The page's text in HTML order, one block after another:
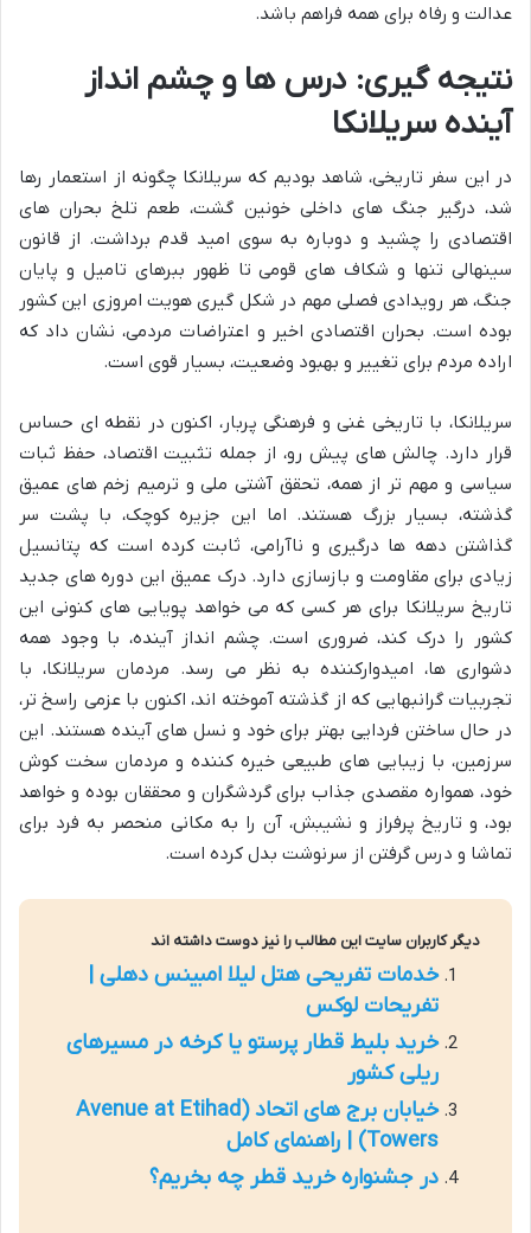
عدالت و رفاه برای همه فراهم باشد.
نتیجه گیری: درس ها و چشم انداز
آینده سریلانکا
در این سفر تاریخی، شاهد بودیم که سریلانکا چگونه از استعمار رها
شد، درگیر جنگ های داخلی خونین گشت، طعم تلخ بحران های
اقتصادی را چشید و دوباره به سوی امید قدم برداشت. از قانون
سینهالی تنها و شکاف های قومی تا ظهور ببرهای تامیل و پایان
جنگ، هر رویدادی فصلی مهم در شکل گیری هویت امروزی این کشور
بوده است. بحران اقتصادی اخیر و اعتراضات مردمی، نشان داد که
اراده مردم برای تغییر و بهبود وضعیت، بسیار قوی است.
سریلانکا، با تاریخی غنی و فرهنگی پربار، اکنون در نقطه ای حساس
قرار دارد. چالش های پیش رو، از جمله تثبیت اقتصاد، حفظ ثبات
سیاسی و مهم تر از همه، تحقق آشتی ملی و ترمیم زخم های عمیق
گذشته، بسیار بزرگ هستند. اما این جزیره کوچک، با پشت سر
گذاشتن دهه ها درگیری و ناآرامی، ثابت کرده است که پتانسیل
زیادی برای مقاومت و بازسازی دارد. درک عمیق این دوره های جدید
تاریخ سریلانکا برای هر کسی که می خواهد پویایی های کنونی این
کشور را درک کند، ضروری است. چشم انداز آینده، با وجود همه
دشواری ها، امیدوارکننده به نظر می رسد. مردمان سریلانکا، با
تجربیات گرانبهایی که از گذشته آموخته اند، اکنون با عزمی راسخ تر،
در حال ساختن فردایی بهتر برای خود و نسل های آینده هستند. این
سرزمین، با زیبایی های طبیعی خیره کننده و مردمان سخت کوش
خود، همواره مقصدی جذاب برای گردشگران و محققان بوده و خواهد
بود، و تاریخ پرفراز و نشیبش، آن را به مکانی منحصر به فرد برای
تماشا و درس گرفتن از سرنوشت بدل کرده است.
دیگر کاربران سایت این مطالب را نیز دوست داشته اند
خدمات تفریحی هتل لیلا امبینس دهلی |
تفریحات لوکس
خرید بلیط قطار پرستو یا کرخه در مسیرهای
ریلی کشور
خیابان برج های اتحاد (Avenue at Etihad
Towers) | راهنمای کامل
در جشنواره خرید قطر چه بخریم؟